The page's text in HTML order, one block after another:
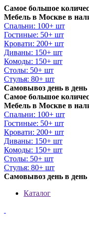
Самое большое
Мебель в Москве в
Спальни: 100+ шт
Гостиные: 50+ шт
Кровати: 200+ шт
Диваны: 150+ шт
Комоды: 150+ шт
Столы: 50+ шт
Стулья: 80+ шт
Самовывоз день в день
Самое большое
Мебель в Москве в
Спальни: 100+ шт
Гостиные: 50+ шт
Кровати: 200+ шт
Диваны: 150+ шт
Комоды: 150+ шт
Столы: 50+ шт
Стулья: 80+ шт
Самовывоз день в день
Каталог